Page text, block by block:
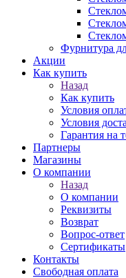
Фурнитура
Акции
Как купить
Назад
Как купить
Условия
Условия
Гарантия на
Партнеры
Магазины
О компании
Назад
О компании
Реквизиты
Возврат
Вопрос-ответ
Сертификаты
Контакты
Свободная оплата